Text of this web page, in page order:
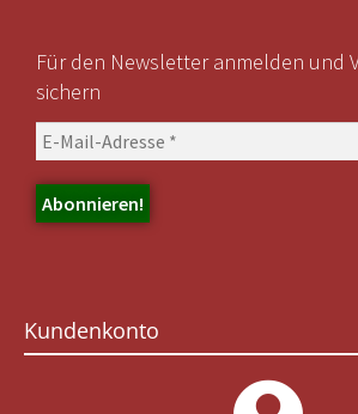
Für den Newsletter anmelden und
sichern
Kundenkonto